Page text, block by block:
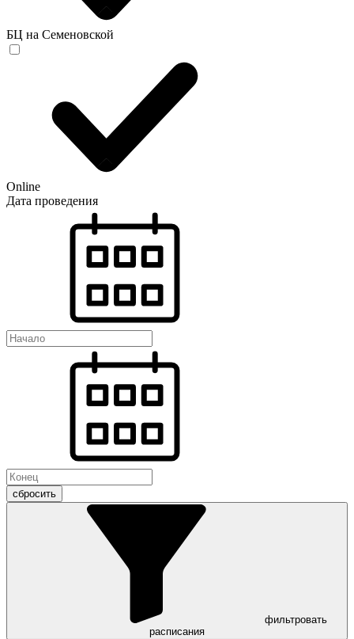
БЦ на Семеновской
Online
Дата проведения
сбросить
фильтровать
расписания